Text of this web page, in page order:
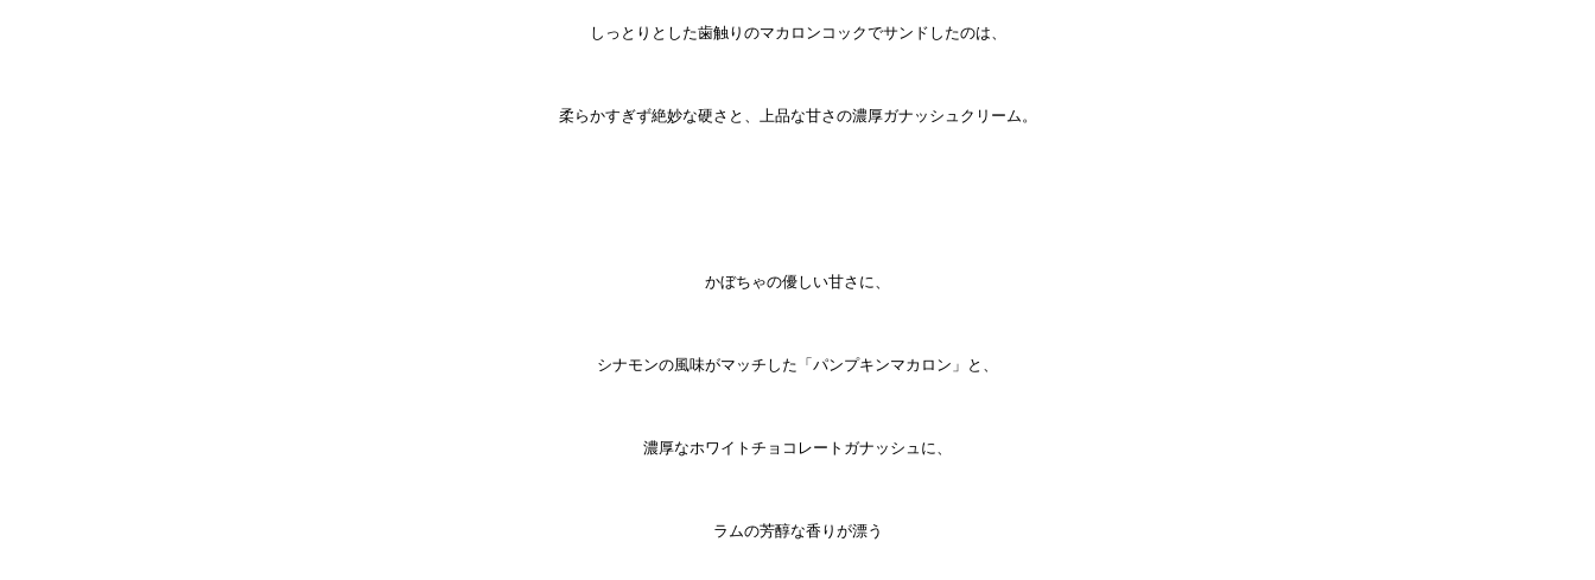
しっとりとした歯触りのマカロンコックでサンドしたのは、
柔らかすぎず絶妙な硬さと、上品な甘さの濃厚ガナッシュクリーム。
かぼちゃの優しい甘さに、
シナモンの風味がマッチした「パンプキンマカロン」と、
濃厚なホワイトチョコレートガナッシュに、
ラムの芳醇な香りが漂う